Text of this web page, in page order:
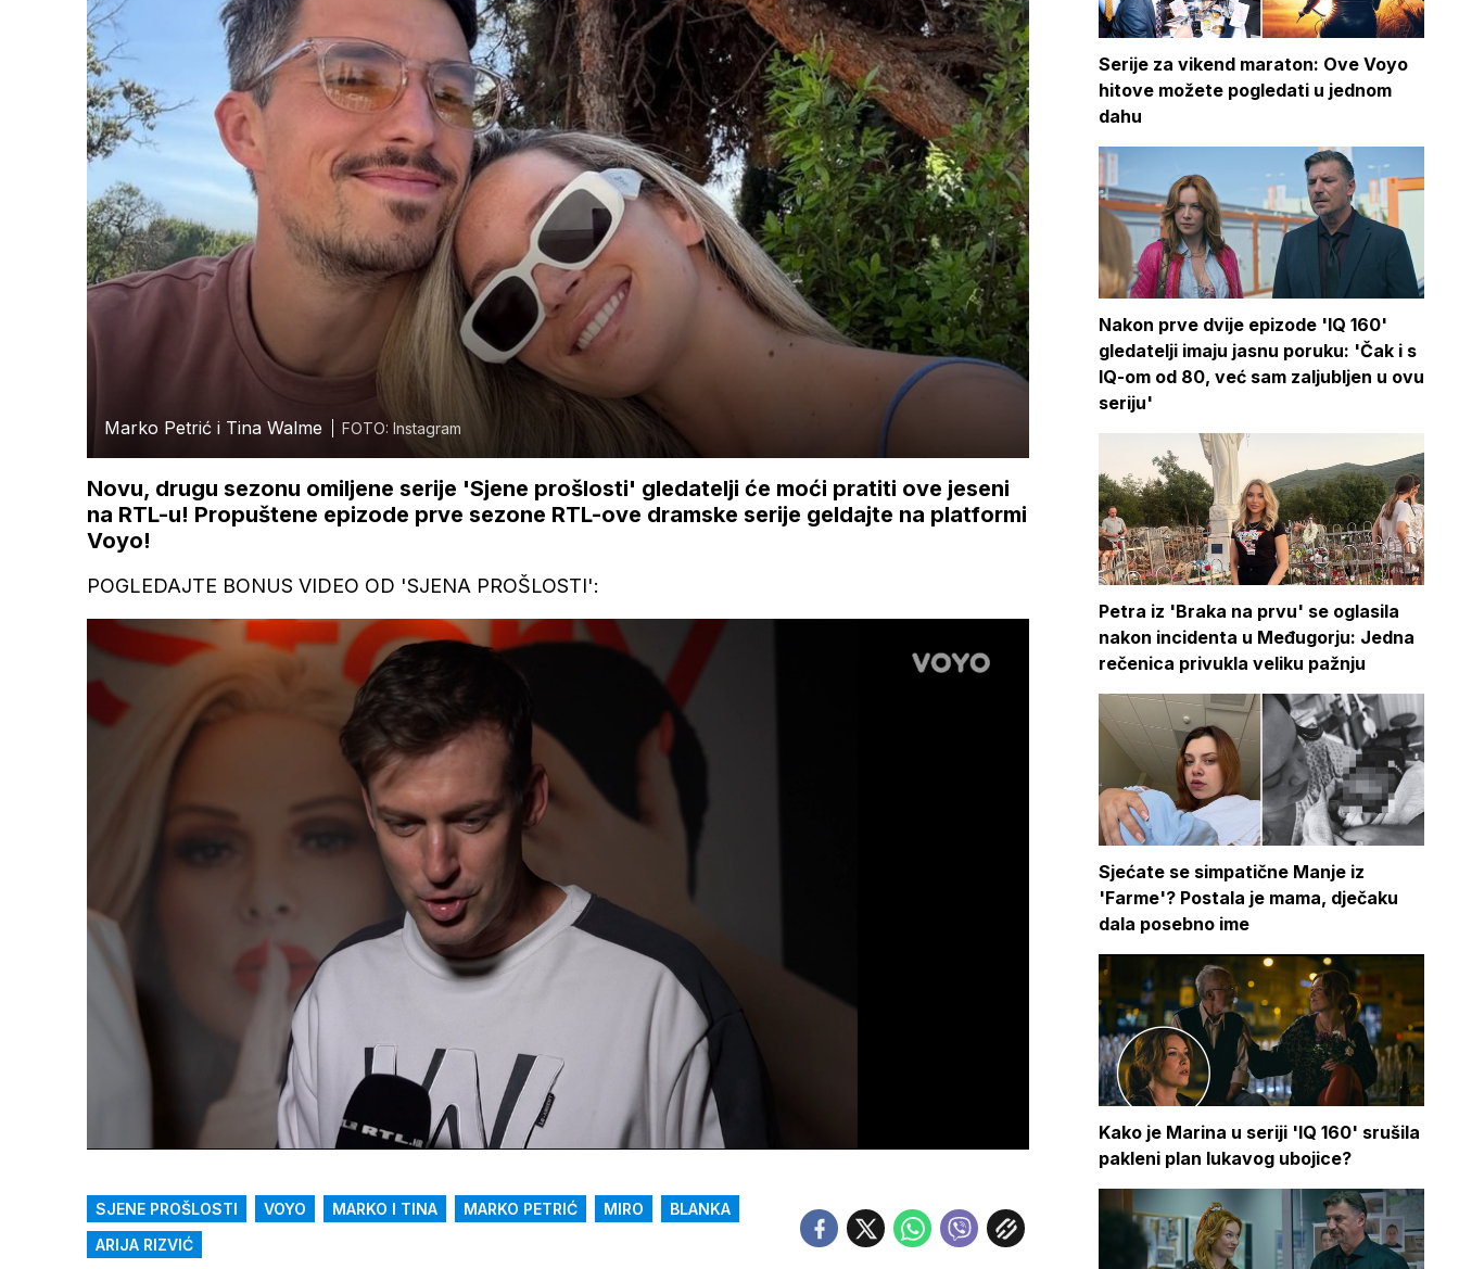
Marko Petrić i Tina Walme FOTO: Instagram
Novu, drugu sezonu omiljene serije 'Sjene prošlosti' gledatelji će moći pratiti ove jeseni
na RTL-u! Propuštene epizode prve sezone RTL-ove dramske serije geldajte na platformi
Voyo!
POGLEDAJTE BONUS VIDEO OD 'SJENA PROŠLOSTI':
zvuk
Loaded
SJENE PROŠLOSTI VOYO MARKO I TINA MARKO PETRIĆ MIRO
BLANKA
ARIJA RIZVIĆ
Serije za vikend maraton: Ove Voyo
hitove možete pogledati u jednom
dahu
Nakon prve dvije epizode 'IQ 160'
gledatelji imaju jasnu poruku: 'Čak i s
IQ-om od 80, već sam zaljubljen u ovu
seriju'
Petra iz 'Braka na prvu' se oglasila
nakon incidenta u Međugorju: Jedna
rečenica privukla veliku pažnju
Sjećate se simpatične Manje iz
'Farme'? Postala je mama, dječaku
dala posebno ime
Kako je Marina u seriji 'IQ 160' srušila
pakleni plan lukavog ubojice?